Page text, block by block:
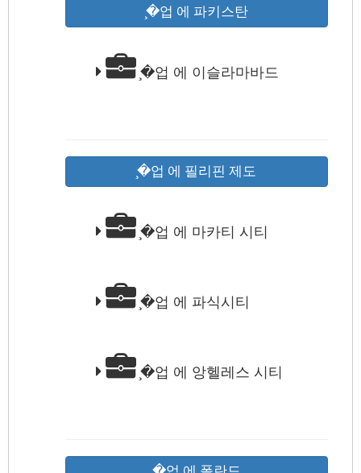
̧�업 에 파키스탄
̧�업 에 이슬라마바드
̧�업 에 필리핀 제도
̧�업 에 마카티 시티
̧�업 에 파식시티
̧�업 에 앙헬레스 시티